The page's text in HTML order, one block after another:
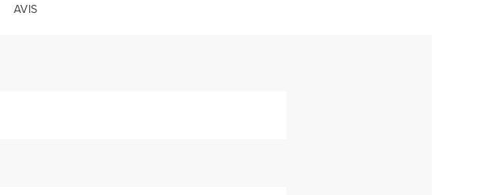
AVIS